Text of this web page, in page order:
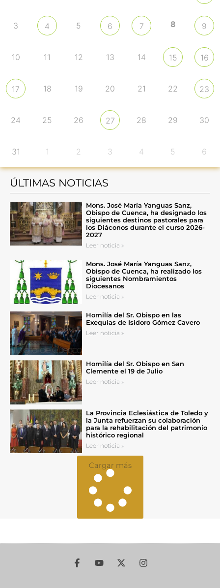
3 4 5 6 7 8 9
10 11 12 13 14 15 16
17 18 19 20 21 22 23
24 25 26 27 28 29 30
31 1 2 3 4 5 6
ÚLTIMAS NOTICIAS
Mons. José María Yanguas Sanz,
Obispo de Cuenca, ha designado los
siguientes destinos pastorales para
los Diáconos durante el curso 2026-
2027
Leer noticia »
Mons. José María Yanguas Sanz,
Obispo de Cuenca, ha realizado los
siguientes Nombramientos
Diocesanos
Leer noticia »
Homilía del Sr. Obispo en las
Exequias de Isidoro Gómez Cavero
Leer noticia »
Homilía del Sr. Obispo en San
Clemente el 19 de Julio
Leer noticia »
La Provincia Eclesiástica de Toledo y
la Junta refuerzan su colaboración
para la rehabilitación del patrimonio
histórico regional
Leer noticia »
Cargar más